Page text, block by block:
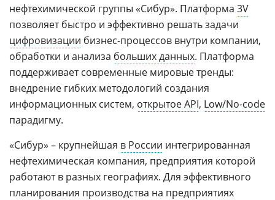
нефтехимической группы «Сибур». Платформа 3V
позволяет быстро и эффективно решать задачи
цифровизации бизнес-процессов внутри компании,
обработки и анализа больших данных. Платформа
поддерживает современные мировые тренды:
внедрение гибких методологий создания
информационных систем, открытое API, Low/No-code
парадигму.
«Сибур» – крупнейшая в России интегрированная
нефтехимическая компания, предприятия которой
работают в разных географиях. Для эффективного
планирования производства на предприятиях